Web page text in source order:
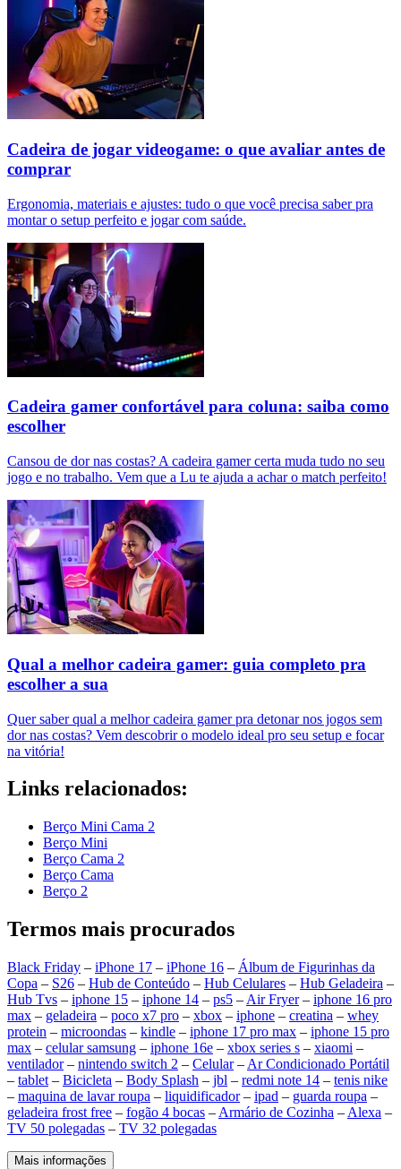
Cadeira de jogar videogame: o que avaliar antes de
comprar
Ergonomia, materiais e ajustes: tudo o que você precisa saber pra
montar o setup perfeito e jogar com saúde.
Cadeira gamer confortável para coluna: saiba como
escolher
Cansou de dor nas costas? A cadeira gamer certa muda tudo no seu
jogo e no trabalho. Vem que a Lu te ajuda a achar o match perfeito!
Qual a melhor cadeira gamer: guia completo pra
escolher a sua
Quer saber qual a melhor cadeira gamer pra detonar nos jogos sem
dor nas costas? Vem descobrir o modelo ideal pro seu setup e focar
na vitória!
Links relacionados:
Berço Mini Cama 2
Berço Mini
Berço Cama 2
Berço Cama
Berço 2
Termos mais procurados
Black Friday – iPhone 17 – iPhone 16 – Álbum de Figurinhas da
Copa – S26 – Hub de Conteúdo – Hub Celulares – Hub Geladeira –
Hub Tvs – iphone 15 – iphone 14 – ps5 – Air Fryer– iphone 16 pro
max – geladeira – poco x7 pro – xbox – iphone – creatina – whey
protein – microondas – kindle – iphone 17 pro max – iphone 15 pro
max – celular samsung – iphone 16e – xbox series s – xiaomi –
ventilador– nintendo switch 2 – Celular– Ar Condicionado Portátil
– tablet – Bicicleta – Body Splash – jbl – redmi note 14 – tenis nike
– maquina de lavar roupa – liquidificador– ipad – guarda roupa –
geladeira frost free – fogão 4 bocas – Armário de Cozinha – Alexa –
TV 50 polegadas – TV 32 polegadas
Mais informações